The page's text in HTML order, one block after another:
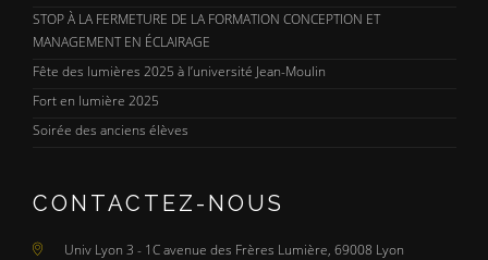
STOP À LA FERMETURE DE LA FORMATION CONCEPTION ET
MANAGEMENT EN ÉCLAIRAGE
Fête des lumières 2025 à l’université Jean-Moulin
Fort en lumière 2025
Soirée des anciens élèves
CONTACTEZ-NOUS
Univ Lyon 3 - 1C avenue des Frères Lumière, 69008 Lyon